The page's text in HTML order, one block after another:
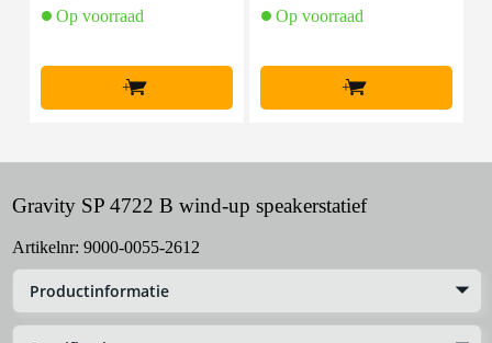
Op voorraad
+
Op voorraad
+
Gravity SP 4722 B wind-up speakerstatief
Artikelnr: 9000-0055-2612
Productinformatie